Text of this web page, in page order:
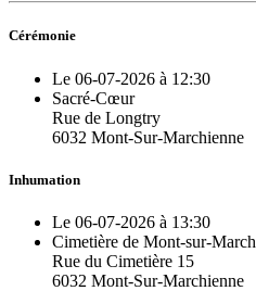
Cérémonie
Le 06-07-2026 à 12:30
Sacré-Cœur
Rue de Longtry
6032 Mont-Sur-Marchienne
Inhumation
Le 06-07-2026 à 13:30
Cimetière de Mont-sur-
Rue du Cimetière 15
6032 Mont-Sur-Marchienne